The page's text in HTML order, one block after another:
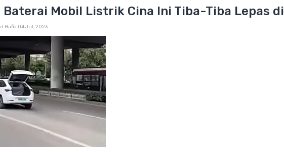
Baterai Mobil Listrik Cina Ini Tiba-Tiba Lepas
Hafid 04 Jul, 2023